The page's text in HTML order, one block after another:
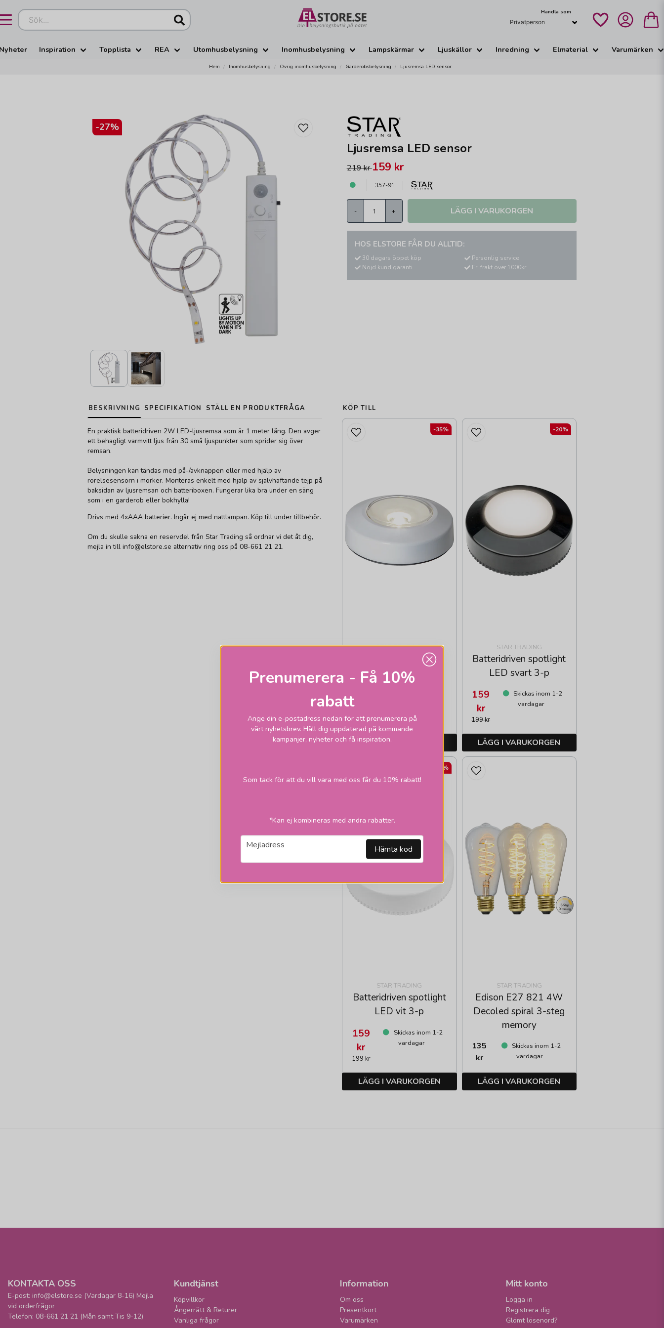
Sök... Handla som
Inspiration Topplista REA Utomhusbelysning Inomhusbelysning Lampskärmar Ljuskällor Inredning Elmaterial Varumärken
Hem Inomhusbelysning Övrig inomhusbelysning Garderobsbelysning Ljusremsa LED sensor
-27%
Ljusremsa LED sensor
219 kr159 kr
357-91
- + LÄGG I VARUKORGEN
HOS ELSTORE FÅR DU ALLTID:
30 dagars öppet köp
Nöjd kund garanti
Personlig service
Fri frakt över 1000kr
BESKRIVNING SPECIFIKATION STÄLL EN PRODUKTFRÅGA
En praktisk batteridriven 2W LED-ljusremsa som är 1 meter lång. Den avger
ett behagligt varmvitt ljus från 30 små ljuspunkter som sprider sig över
remsan.
Belysningen kan tändas med på-/avknappen eller med hjälp av
rörelsesensorn i mörker. Monteras enkelt med hjälp av självhäftande tejp på
baksidan av ljusremsan och batteriboxen. Fungerar lika bra under en säng
som i en garderob eller bokhylla!
Drivs med 4xAAA batterier. Ingår ej med nattlampan. Köp till under tillbehör.
Om du skulle sakna en reservdel från Star Trading så ordnar vi det åt dig,
mejla in till info@elstore.se alternativ ring oss på 08-661 21 21.
KÖP TILL
STAR TRADING
Batteridriven push
spotlight LED vit
199 kr
LÄGG I VARUKORGEN
-35%
STAR TRADING
Batteridriven spotlight
LED svart 3-p
199 kr
159
kr
Skickas inom 1-2
vardagar
LÄGG I VARUKORGEN
-20%
STAR TRADING
Batteridriven spotlight
LED vit 3-p
199 kr
159
kr
Skickas inom 1-2
vardagar
LÄGG I VARUKORGEN
-20%
STAR TRADING
Edison E27 821 4W
Decoled spiral 3-steg
memory
135
kr
Skickas inom 1-2
vardagar
LÄGG I VARUKORGEN
Prenumerera - Få 10%
rabatt
Ange din e-postadress nedan för att prenumerera på
vårt nyhetsbrev. Håll dig uppdaterad på kommande
kampanjer, nyheter och få inspiration.
Som tack för att du vill vara med oss får du 10% rabatt!
*Kan ej kombineras med andra rabatter.
email
Mejladress Hämta kod
KONTAKTA OSS
E-post: info@elstore.se (Vardagar 8-16) Mejla
vid orderfrågor
Telefon: 08-661 21 21 (Mån samt Tis 9-12)
Kundtjänst
Köpvillkor
Ångerrätt & Returer
Vanliga frågor
Information
Om oss
Presentkort
Varumärken
Mitt konto
Logga in
Registrera dig
Glömt lösenord?